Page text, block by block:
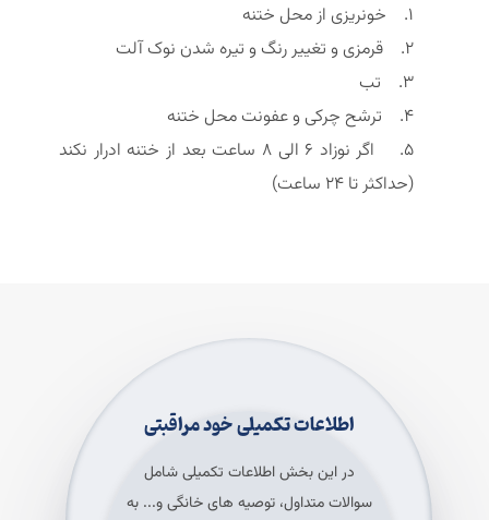
1. خونریزی از محل ختنه
2. قرمزی و تغییر رنگ و تیره شدن نوک آلت
3. تب
4. ترشح چرکی و عفونت محل ختنه
5. اگر نوزاد 6 الی 8 ساعت بعد از ختنه ادرار نکند
(حداکثر تا 24 ساعت)
اطلاعات تکمیلی خود مراقبتی
در این بخش اطلاعات تکمیلی شامل
سوالات متداول، توصیه های خانگی و... به